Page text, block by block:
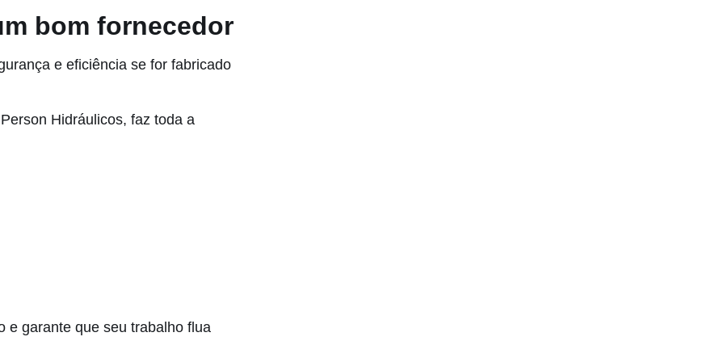
bom fornecedor
e eficiência se for fabricado
Hidráulicos, faz toda a
e garante que seu trabalho flua